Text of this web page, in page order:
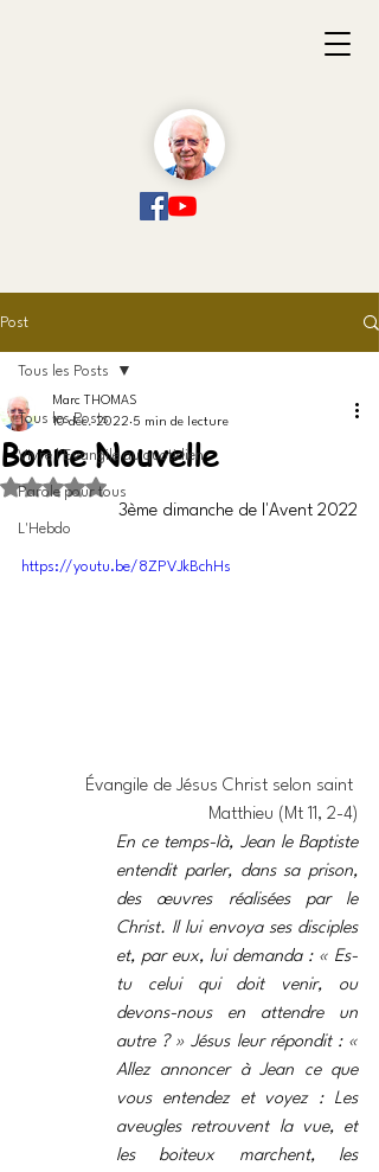
Post
Tous les Posts
Vivre l'Evangile au quotidien
Parole pour tous
L'Hebdo
Tous les Posts
Bonne Nouvelle
Marc THOMAS
10 déc. 2022 5 min de lecture
Noté NaN étoiles sur 5.
3ème dimanche de l'Avent 2022
https://youtu.be/8ZPVJkBchHs
Évangile de Jésus Christ selon saint
Matthieu (Mt 11, 2-4)
En ce temps-là, Jean le Baptiste
entendit parler, dans sa prison,
des œuvres réalisées par le
Christ. Il lui envoya ses disciples
et, par eux, lui demanda : « Es-
tu celui qui doit venir, ou
devons-nous en attendre un
autre ? » Jésus leur répondit : «
Allez annoncer à Jean ce que
vous entendez et voyez : Les
aveugles retrouvent la vue, et
les boiteux marchent, les